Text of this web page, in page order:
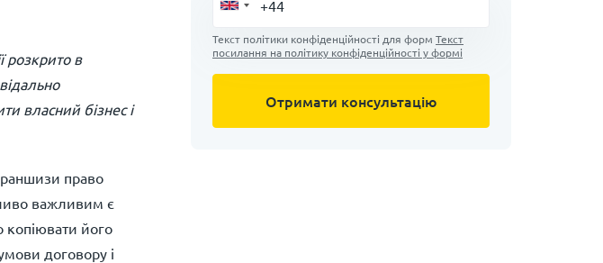
розкрито в
власний бізнес і
право
важливим є
копіювати його
договору і
Текст політики конфіденційності для форм Текст
посилання на політику конфіденційності у формі